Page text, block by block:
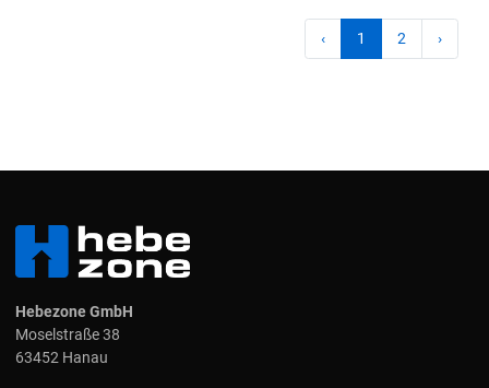
‹ 1 2 ›
Hebezone GmbH
Moselstraße 38
63452 Hanau